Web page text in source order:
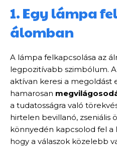
1. Egy lámpa
álomban
A lámpa felkapcsolása az
legpozitívabb szimbólum.
aktívan keresi a megoldást
hamarosan
a tudatosságra való
hirtelen bevillanó, zseniális
könnyedén kapcsolod fel a
hogy a válaszok közelebb